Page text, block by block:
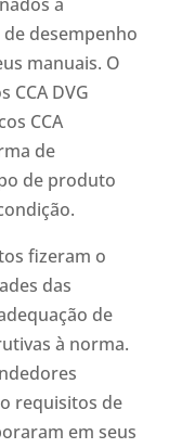
desempenho
manuais. O
CCA DVG
CCA
de
de produto
fizeram o
das
de
à norma.
requisitos de
em seus